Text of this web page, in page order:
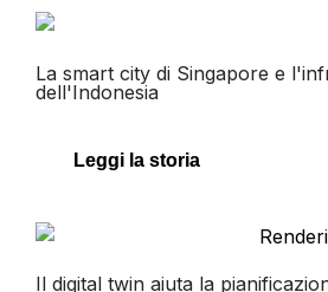
La smart city di Singapore e
dell'Indonesia
Leggi la storia
Il digital twin aiuta la